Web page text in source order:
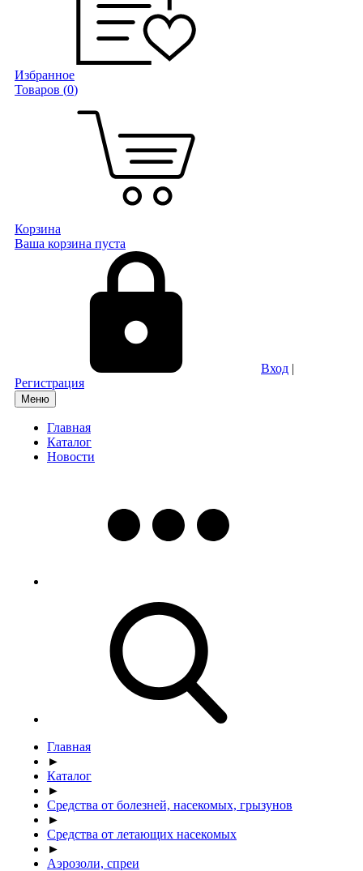
Избранное
Товаров (0)
Корзина
Ваша корзина пуста
Вход |
Регистрация
Меню
Главная
Каталог
Новости
Главная
►
Каталог
►
Средства от болезней, насекомых, грызунов
►
Средства от летающих насекомых
►
Аэрозоли, спреи